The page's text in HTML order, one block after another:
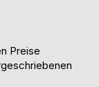
Preise